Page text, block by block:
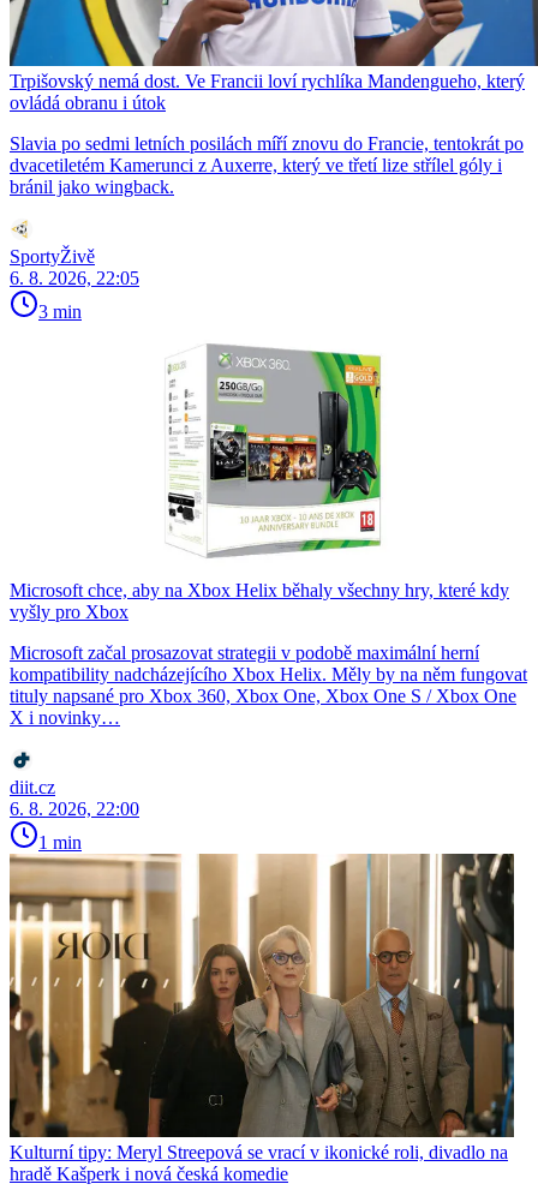
Trpišovský nemá dost. Ve Francii loví rychlíka Mandengueho, který
ovládá obranu i útok
Slavia po sedmi letních posilách míří znovu do Francie, tentokrát po
dvacetiletém Kamerunci z Auxerre, který ve třetí lize střílel góly i
bránil jako wingback.
SportyŽivě
6. 8. 2026, 22:05
3 min
Microsoft chce, aby na Xbox Helix běhaly všechny hry, které kdy
vyšly pro Xbox
Microsoft začal prosazovat strategii v podobě maximální herní
kompatibility nadcházejícího Xbox Helix. Měly by na něm fungovat
tituly napsané pro Xbox 360, Xbox One, Xbox One S / Xbox One
X i novinky…
diit.cz
6. 8. 2026, 22:00
1 min
Kulturní tipy: Meryl Streepová se vrací v ikonické roli, divadlo na
hradě Kašperk i nová česká komedie